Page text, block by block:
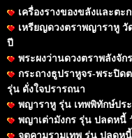
เครื่องรางของขลังและตะ
เหรียญดวงตราพญาราหู
ปี
พระผงว่านดวงตราพลังจัก
กระถางธูปราหูจร-พระปิด
รุ่น ดั่งใจปรารถนา
พญาราหู รุ่น เทพพิทักษ์ปร
พญาเต่ามังกร รุ่น ปลดหนี้
จตุคามรามเทพ รุ่น ปลดหนี้